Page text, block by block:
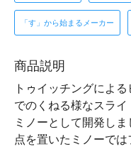
「す」から始まるメーカー
商品説明
トゥイッチングによ
でのくねる様なスラ
ミノーとして開発し
点を置いたミノーで